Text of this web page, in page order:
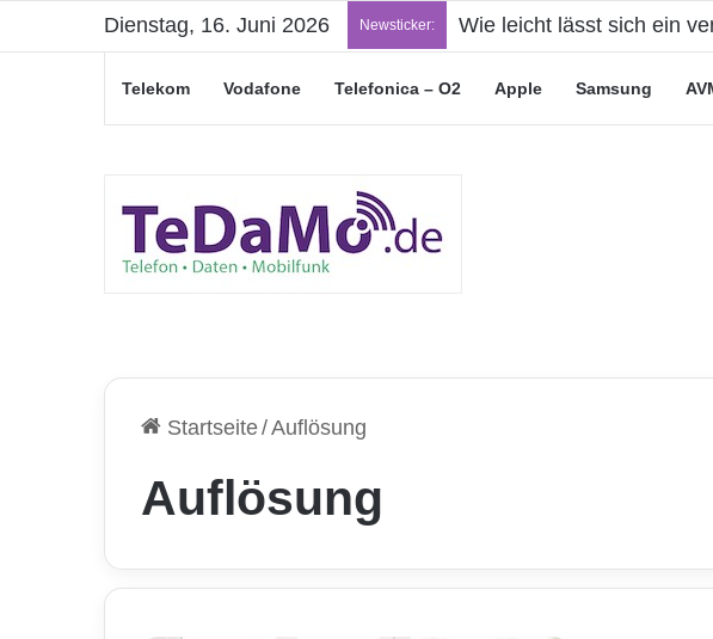
Dienstag, 16. Juni 2026 Newsticker: „Junge Leute“-Tarife:
Telekom Vodafone Telefonica – O2 Apple Samsung
Startseite/Auflösung
Auflösung